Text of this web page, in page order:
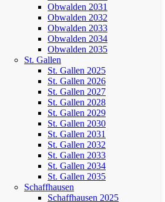
Obwalden 2031
Obwalden 2032
Obwalden 2033
Obwalden 2034
Obwalden 2035
St. Gallen
St. Gallen 2025
St. Gallen 2026
St. Gallen 2027
St. Gallen 2028
St. Gallen 2029
St. Gallen 2030
St. Gallen 2031
St. Gallen 2032
St. Gallen 2033
St. Gallen 2034
St. Gallen 2035
Schaffhausen
Schaffhausen 2025